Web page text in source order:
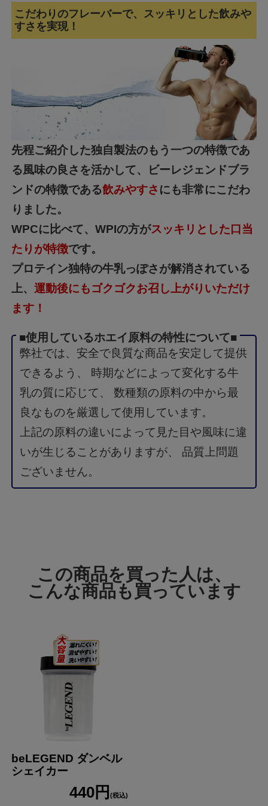
こだわりのフレーバーで、スッキリとした飲みや
すさを実現！
先程ご紹介した独自製法のもう一つの特徴であ
る風味の良さを活かして、ビーレジェンドブラ
ンドの特徴である飲みやすさ にも非常にこだわ
りました。
WPCに比べて、WPIの方がスッキリとした口当
たりが特徴です。
プロテイン独特の牛乳っぽさが解消されている
上、運動後にもゴクゴクお召し上がりいただけ
ます！
■使用しているホエイ原料の特性について■
弊社では、安全で良質な商品を安定して提供
できるよう、 時期などによって変化する牛
乳の質に応じて、 数種類の原料の中から最
良なものを厳選して使用しています。
上記の原料の違いによって見た目や風味に違
いが生じることがありますが、 品質上問題
ございません。
この商品を買った人は、
こんな商品も買っています
beLEGEND ダンベル
シェイカー
440円(税込)